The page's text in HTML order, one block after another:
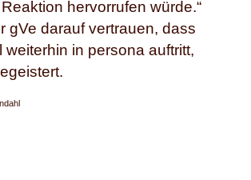
hervorrufen würde.“
gVe darauf vertrauen, dass
weiterhin in persona auftritt,